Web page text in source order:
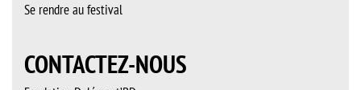
Se rendre au festival
CONTACTEZ-NOUS